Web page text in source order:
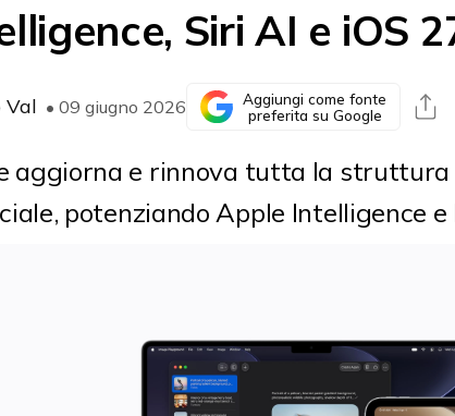
Siri AI e iOS
Val • 09 giugno 2026
Aggiungi come fonte
preferita su Google
aggiorna e rinnova tutta la struttura
potenziando Apple Intelligence e